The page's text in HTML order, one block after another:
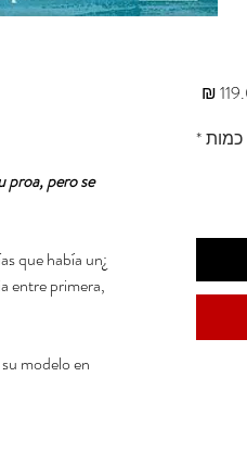
proa, pero se
que había un
entre primera,
modelo en
כמות*